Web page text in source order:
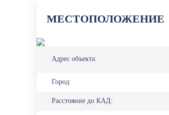
МЕСТОПОЛОЖЕНИЕ
Адрес объекта:
Город:
Расстояние до КАД: